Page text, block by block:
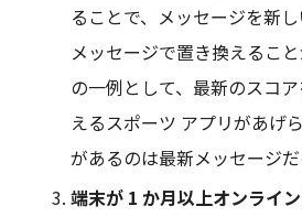
ることで、メッセージを新
メッセージで置き換えるこ
の一例として、最新のスコ
えるスポーツ アプリがあげ
があるのは最新メッセージだ
端末が 1 か月以上オンライ